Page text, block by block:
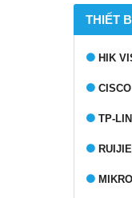
THIẾT
HIK
CISCO
TP-
RUIJIE